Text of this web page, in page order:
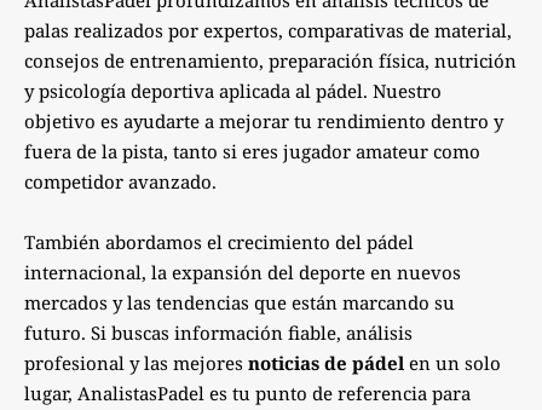
palas realizados por expertos, comparativas de material,
consejos de entrenamiento, preparación física, nutrición
y psicología deportiva aplicada al pádel. Nuestro
objetivo es ayudarte a mejorar tu rendimiento dentro y
fuera de la pista, tanto si eres jugador amateur como
competidor avanzado.
También abordamos el crecimiento del pádel
internacional, la expansión del deporte en nuevos
mercados y las tendencias que están marcando su
futuro. Si buscas información fiable, análisis
profesional y las mejores noticias de pádel en un solo
lugar, AnalistasPadel es tu punto de referencia para